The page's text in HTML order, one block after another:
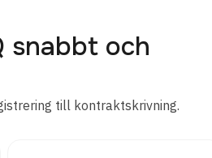
snabbt och
till kontraktskrivning.